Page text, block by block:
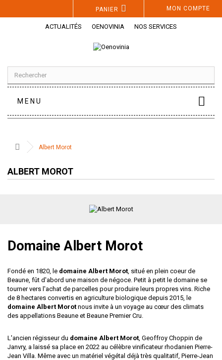
MON COMPTE
PANIER
ACTUALITÉS OENOVINIA NOS SERVICES
MENU
Albert Morot
ALBERT MOROT
Domaine Albert Morot
Fondé en 1820, le domaine Albert Morot , situé en plein coeur de
Beaune, fût d'abord une maison de négoce. Petit à petit le domaine se
tourner vers l'achat de parcelles pour produire leurs propres vins. Riche
de 8 hectares convertis en agriculture biologique depuis 2015, le
domaine Albert Morot nous invite à un voyage au cœur des climats
des appellations Beaune et Beaune Premier Cru.
L'ancien régisseur du domaine Albert Morot Geoffroy Choppin de
Janvry, a laissé sa place en 2022 au célèbre vinificateur rhodanien Pierre-
Jean Villa . Même avec un matériel végétal déjà très qualitatif, Pierre-Jean